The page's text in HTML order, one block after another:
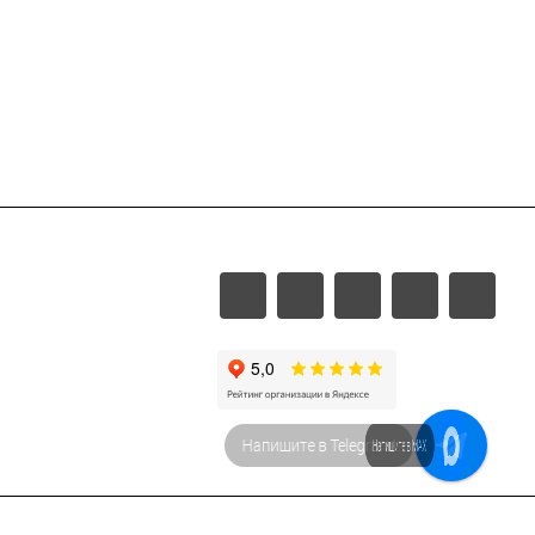
Напишите в МАХ